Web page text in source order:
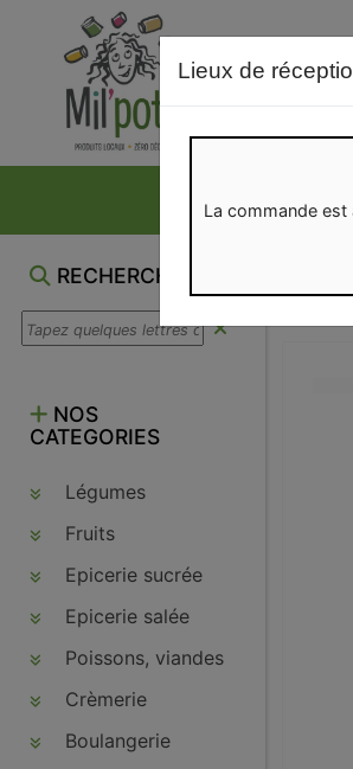
RECHERCHE
NOS
CATEGORIES
Légumes
Fruits
Epicerie sucrée
Epicerie salée
Poissons, viandes, volailles,
Crèmerie
Boulangerie
Lieux de
La commande est